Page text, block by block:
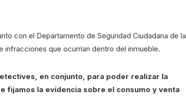
con el Departamento de Seguridad Ciudadana de la
infracciones que ocurrían dentro del inmueble.
en conjunto, para poder realizar la
fijamos la evidencia sobre el consumo y venta